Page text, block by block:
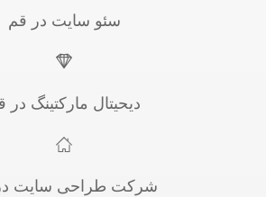
سئو سایت در قم
دیحیتال مارکتینگ در
شرکت طراحی سایت